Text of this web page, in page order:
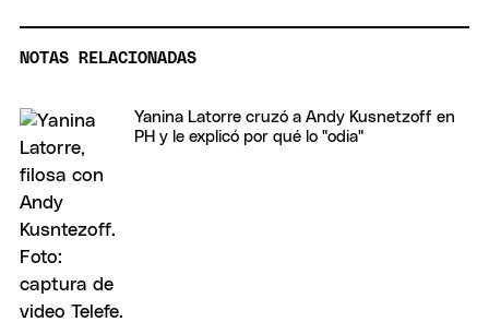
NOTAS RELACIONADAS
Yanina Latorre cruzó a Andy Kusnetzoff en
PH y le explicó por qué lo "odia"